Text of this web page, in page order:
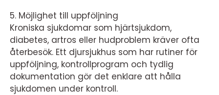
5. Möjlighet till uppföljning
Kroniska sjukdomar som hjärtsjukdom,
diabetes, artros eller hudproblem kräver ofta
återbesök. Ett djursjukhus som har rutiner för
uppföljning, kontrollprogram och tydlig
dokumentation gör det enklare att hålla
sjukdomen under kontroll.